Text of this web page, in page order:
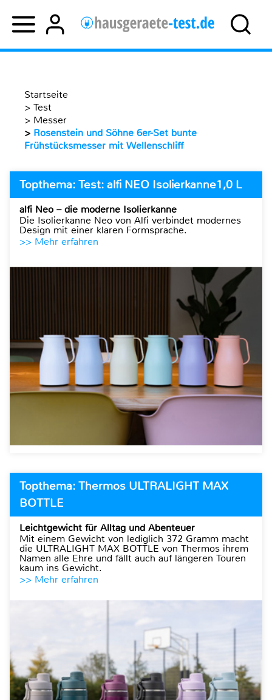
Startseite
> Test
> Messer
> Rosenstein und Söhne 6er-Set bunte
Frühstücksmesser mit Wellenschliff
Topthema: Test: alfi NEO Isolierkanne1,0 L
alfi Neo – die moderne Isolierkanne
Die Isolierkanne Neo von Alfi verbindet modernes
Design mit einer klaren Formsprache.
>> Mehr erfahren
Topthema: Thermos ULTRALIGHT MAX
BOTTLE
Leichtgewicht für Alltag und Abenteuer
Mit einem Gewicht von lediglich 372 Gramm macht
die ULTRALIGHT MAX BOTTLE von Thermos ihrem
Namen alle Ehre und fällt auch auf längeren Touren
kaum ins Gewicht.
>> Mehr erfahren